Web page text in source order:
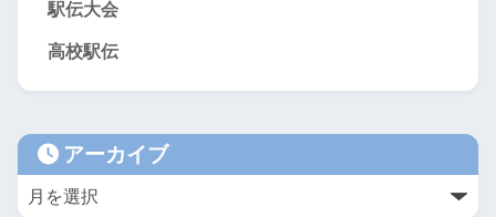
駅伝大会
高校駅伝
アーカイブ